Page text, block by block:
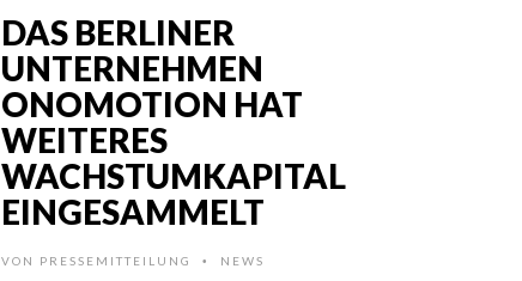
DAS BERLINER
UNTERNEHMEN
ONOMOTION HAT
WEITERES
WACHSTUMKAPITAL
EINGESAMMELT
VON PRESSEMITTEILUNG • NEWS